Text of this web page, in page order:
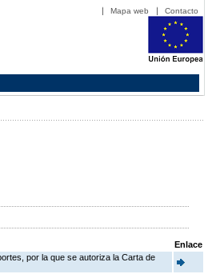
Mapa web Contacto
Enlace
por la que se autoriza la Carta de